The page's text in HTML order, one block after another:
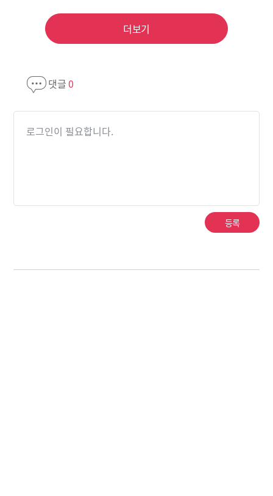
더보기
댓글0
로그인이 필요합니다.
등록